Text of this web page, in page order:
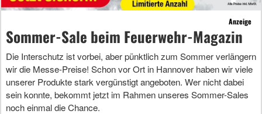
Anzeige
Sommer-Sale beim Feuerwehr-Magazin
Die Interschutz ist vorbei, aber pünktlich zum Sommer verlängern
wir die Messe-Preise! Schon vor Ort in Hannover haben wir viele
unserer Produkte stark vergünstigt angeboten. Wer nicht dabei
sein konnte, bekommt jetzt im Rahmen unseres Sommer-Sales
noch einmal die Chance.